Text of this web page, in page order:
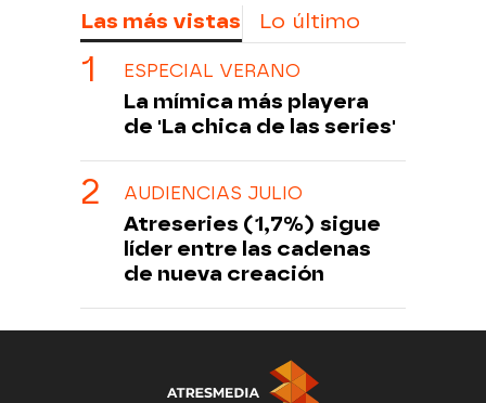
Las más vistas Lo último
ESPECIAL VERANO
La mímica más playera
de 'La chica de las series'
AUDIENCIAS JULIO
Atreseries (1,7%) sigue
líder entre las cadenas
de nueva creación